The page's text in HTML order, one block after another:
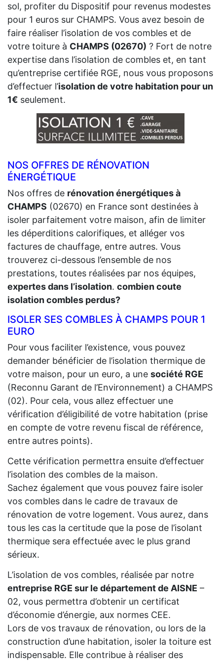
sol, profiter du Dispositif pour revenus modestes
pour 1 euros sur CHAMPS. Vous avez besoin de
faire réaliser l’isolation de vos combles et de
votre toiture à CHAMPS (02670) ? Fort de notre
expertise dans l’isolation de combles et, en tant
qu’entreprise certifiée RGE, nous vous proposons
d’effectuer l’isolation de votre habitation pour un
1€ seulement.
NOS OFFRES DE RÉNOVATION
ÉNERGÉTIQUE
Nos offres de rénovation énergétiques à
CHAMPS (02670) en France sont destinées à
isoler parfaitement votre maison, afin de limiter
les déperditions calorifiques, et alléger vos
factures de chauffage, entre autres. Vous
trouverez ci-dessous l’ensemble de nos
prestations, toutes réalisées par nos équipes,
expertes dans l’isolation. combien coute
isolation combles perdus?
ISOLER SES COMBLES À CHAMPS POUR 1
EURO
Pour vous faciliter l’existence, vous pouvez
demander bénéficier de l’isolation thermique de
votre maison, pour un euro, a une société RGE
(Reconnu Garant de l’Environnement) a CHAMPS
(02). Pour cela, vous allez effectuer une
vérification d’éligibilité de votre habitation (prise
en compte de votre revenu fiscal de référence,
entre autres points).
Cette vérification permettra ensuite d’effectuer
l’isolation des combles de la maison.
Sachez également que vous pouvez faire isoler
vos combles dans le cadre de travaux de
rénovation de votre logement. Vous aurez, dans
tous les cas la certitude que la pose de l’isolant
thermique sera effectuée avec le plus grand
sérieux.
L’isolation de vos combles, réalisée par notre
entreprise RGE sur le département de AISNE –
02, vous permettra d’obtenir un certificat
d’économie d’énergie, aux normes CEE.
Lors de vos travaux de rénovation, ou lors de la
construction d’une habitation, isoler la toiture est
indispensable. Elle contribue à réaliser des